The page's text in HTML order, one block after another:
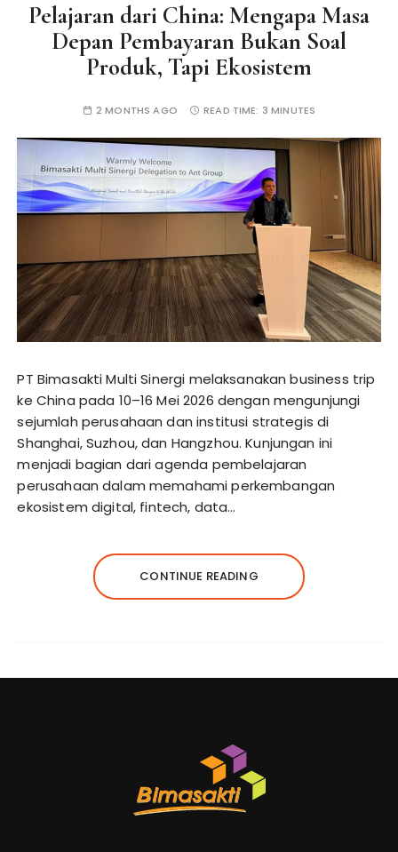
Pelajaran dari China: Mengapa Masa
Depan Pembayaran Bukan Soal
Produk, Tapi Ekosistem
2 MONTHS AGO READ TIME: 3 MINUTES
PT Bimasakti Multi Sinergi melaksanakan business trip
ke China pada 10–16 Mei 2026 dengan mengunjungi
sejumlah perusahaan dan institusi strategis di
Shanghai, Suzhou, dan Hangzhou. Kunjungan ini
menjadi bagian dari agenda pembelajaran
perusahaan dalam memahami perkembangan
ekosistem digital, fintech, data…
CONTINUE READING